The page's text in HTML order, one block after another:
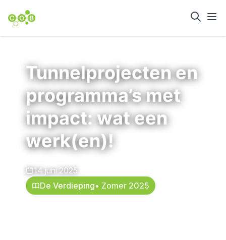
Tunnelprojecten en
programma’s met
impact: wat een
werk(en)!
14 juni 2025
De Verdieping• Zomer 2025